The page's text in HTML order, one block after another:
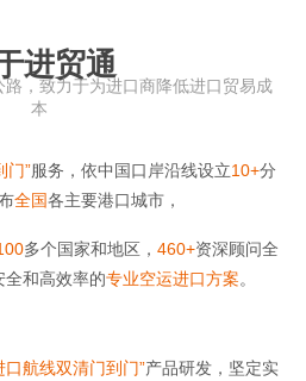
进贸通
，致力于为进口商降低进口贸易成
本
门”服务，依中国口岸沿线设立10+分
全国各主要港口城市，
多个国家和地区， 460+资深顾问全
全和高效率的专业空运进口方案。
口航线双清门到门”产品研发，坚定实